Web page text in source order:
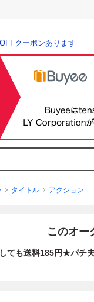
クーポンあります
タイトル アクション
このオー
ても送料185円★パチ